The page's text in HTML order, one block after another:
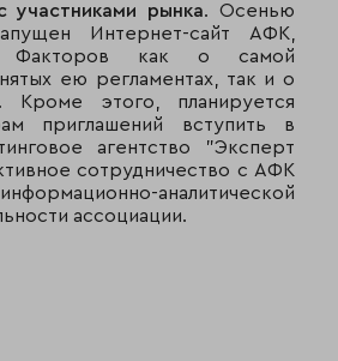
участниками рынка. Осенью
Интернет-сайт АФК,
Факторов как о самой
ею регламентах, так и о
Кроме этого, планируется
приглашений вступить в
агентство "Эксперт
сотрудничество с АФК
аналитической
ассоциации.